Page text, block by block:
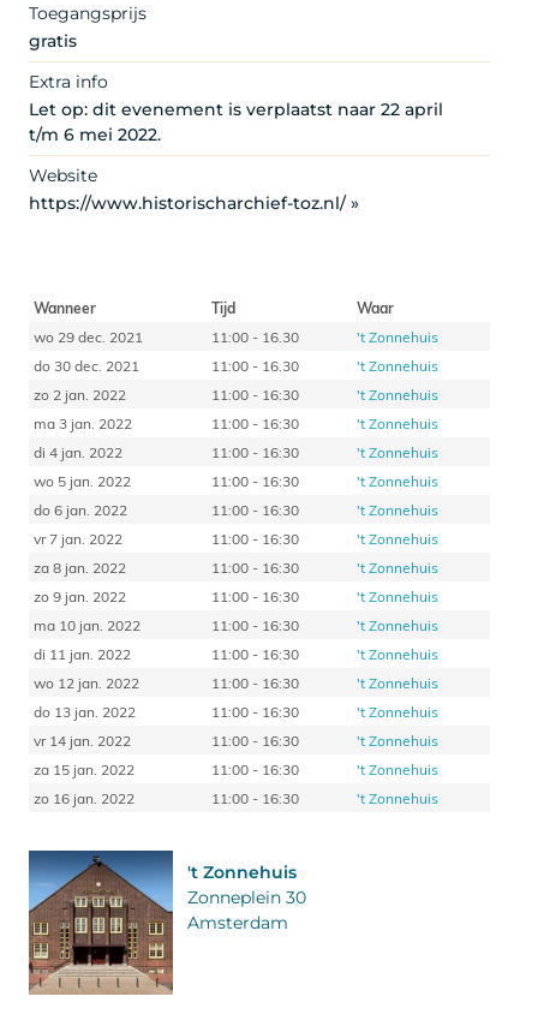
Toegangsprijs
gratis
Extra info
Let op: dit evenement is verplaatst naar 22 april
t/m 6 mei 2022.
Website
https://www.historischarchief-toz.nl/ »
Wanneer Tijd
Waar
wo 29 dec. 2021
11:00 - 16.30
't Zonnehuis
do 30 dec. 2021
11:00 - 16.30
't Zonnehuis
zo 2 jan. 2022
11:00 - 16:30
't Zonnehuis
ma 3 jan. 2022
11:00 - 16:30
't Zonnehuis
di 4 jan. 2022
11:00 - 16:30
't Zonnehuis
wo 5 jan. 2022
11:00 - 16:30
't Zonnehuis
do 6 jan. 2022
11:00 - 16:30
't Zonnehuis
vr 7 jan. 2022
11:00 - 16:30
't Zonnehuis
za 8 jan. 2022
11:00 - 16:30
't Zonnehuis
zo 9 jan. 2022
11:00 - 16:30
't Zonnehuis
ma 10 jan. 2022
11:00 - 16:30
't Zonnehuis
di 11 jan. 2022
11:00 - 16:30
't Zonnehuis
wo 12 jan. 2022
11:00 - 16:30
't Zonnehuis
do 13 jan. 2022
11:00 - 16:30
't Zonnehuis
vr 14 jan. 2022
11:00 - 16:30
't Zonnehuis
za 15 jan. 2022
11:00 - 16:30
't Zonnehuis
zo 16 jan. 2022
11:00 - 16:30 't Zonnehuis
't Zonnehuis
Zonneplein 30
Amsterdam